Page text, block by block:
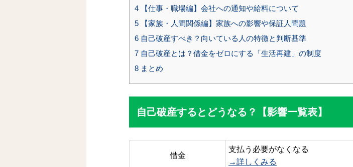
4 【仕事・職場編】会社への通知や給料について
5 【家族・人間関係編】家族への影響や保証人問題
6 自己破産すべき？向いている人の特徴と判断基準
7 自己破産とは？借金をゼロにする「生活再建」の制度
8 まとめ
自己破産するとどうなる？【影響一覧表】
借金
支払う必要がなくなる
→詳しくみる